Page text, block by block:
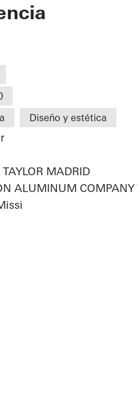
Diseño y estética
MADRID
ALUMINUM COMPANY